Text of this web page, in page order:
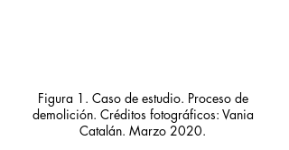
Figura 1. Caso de estudio. Proceso de
demolición. Créditos fotográficos: Vania
Catalán. Marzo 2020.